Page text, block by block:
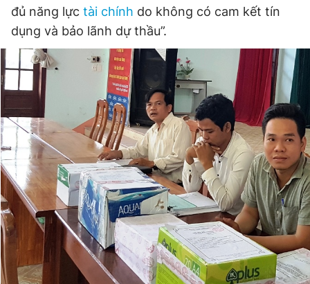
đủ năng lực tài chính do không có cam kết tín
dụng và bảo lãnh dự thầu”.